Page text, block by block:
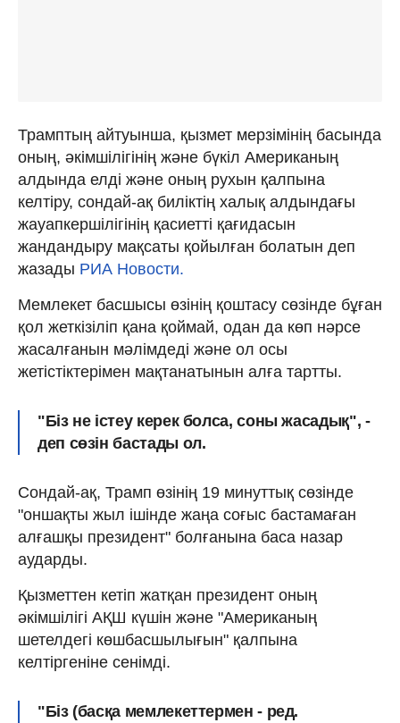
Трамптың айтуынша, қызмет мерзімінің басында
оның, әкімшілігінің және бүкіл Американың
алдында елді және оның рухын қалпына
келтіру, сондай-ақ биліктің халық алдындағы
жауапкершілігінің қасиетті қағидасын
жандандыру мақсаты қойылған болатын деп
жазады РИА Новости.
Мемлекет басшысы өзінің қоштасу сөзінде бұған
қол жеткізіліп қана қоймай, одан да көп нәрсе
жасалғанын мәлімдеді және ол осы
жетістіктерімен мақтанатынын алға тартты.
"Біз не істеу керек болса, соны жасадық", -
деп сөзін бастады ол.
Сондай-ақ, Трамп өзінің 19 минуттық сөзінде
"оншақты жыл ішінде жаңа соғыс бастамаған
алғашқы президент" болғанына баса назар
аударды.
Қызметтен кетіп жатқан президент оның
әкімшілігі АҚШ күшін және "Американың
шетелдегі көшбасшылығын" қалпына
келтіргеніне сенімді.
"Біз (басқа мемлекеттермен - ред.